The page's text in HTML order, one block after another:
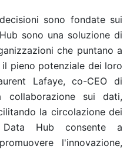
sono fondate sui
sono una soluzione di
che puntano a
pieno potenziale dei loro
Lafaye, co-CEO di
collaborazione sui dati,
la circolazione dei
Hub consente a
l'innovazione,